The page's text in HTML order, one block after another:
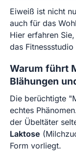
Eiweiß ist nicht
auch für das
Hier erfahren
das
Warum führt
Blähungen
Die berüchtigte
echtes
der Übeltäter
Laktose
Form vorliegt.